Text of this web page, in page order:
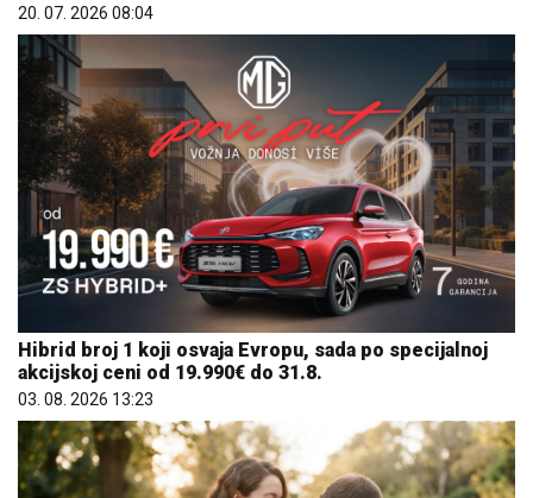
20. 07. 2026 08:04
Hibrid broj 1 koji osvaja Evropu, sada po specijalnoj
akcijskoj ceni od 19.990€ do 31.8.
03. 08. 2026 13:23